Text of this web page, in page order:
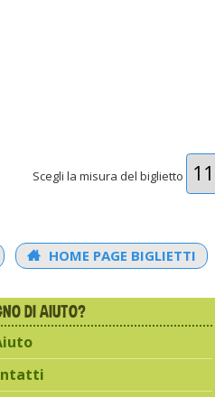
Scegli la misura del biglietto
HOME PAGE BIGLIETTI
DI AIUTO?